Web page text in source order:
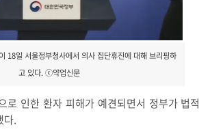
18일 서울정부청사에서 의사 집단휴진에 대해 브리핑하
고 있다. ⓒ약업신문
로 인한 환자 피해가 예견되면서 정부가 법적
다.